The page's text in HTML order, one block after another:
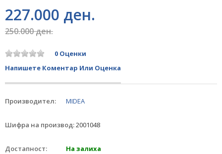
227.000 ден.
250.000 ден.
0 Оценки
Напишете Коментар Или Оценка
Производител: MIDEA
Шифра на производ:2001048
Достапност: На залиха